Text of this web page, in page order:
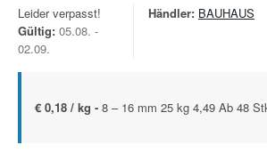
Leider verpasst!
Gültig: 05.08. -
02.09.
Händler: BAUHAUS
€ 0,18 / kg - 8 – 16 mm 25 kg 4,49 Ab 48